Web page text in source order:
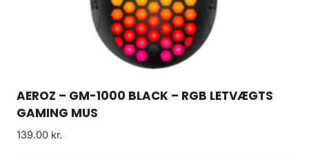
AEROZ – GM-1000 BLACK – RGB LETVÆGTS
GAMING MUS
139.00 kr.